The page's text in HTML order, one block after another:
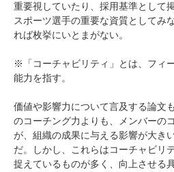
重要視していたり、採用基準として
スポーツ選手の重要な資質としてみ
れば枚挙にいとまがない。
※「コーチャビリティ」とは、フィ
能力を指す。
価値や影響力について言及する論文
のコーチング力よりも、メンバーの
が、組織の成果に与える影響が大き
だ。しかし、これらはコーチャビリ
捉えているものが多く、向上させる